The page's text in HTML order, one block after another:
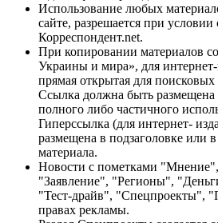
Использование любых
сайте, разрешается при
Корреспондент.net.
При копировании материалов
Украины и мира», для интернет-
прямая открытая для
Ссылка должна быть размещена
полного либо частичного
Гиперссылка (для интернет-
размещена в подзаголовке или
материала.
Новости с пометками
"Заявление", "Регионы",
"Тест-драйв", "Спецпроекты",
правах рекламы.